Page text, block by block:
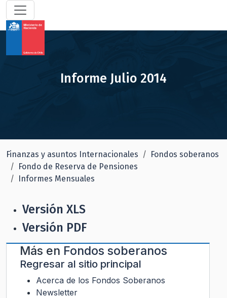
Informe Julio 2014
Finanzas y asuntos Internacionales
Fondos soberanos
Fondo de Reserva de Pensiones
Informes Mensuales
Versión XLS
Versión PDF
Más en Fondos soberanos
Regresar al sitio principal
Acerca de los Fondos Soberanos
Newsletter